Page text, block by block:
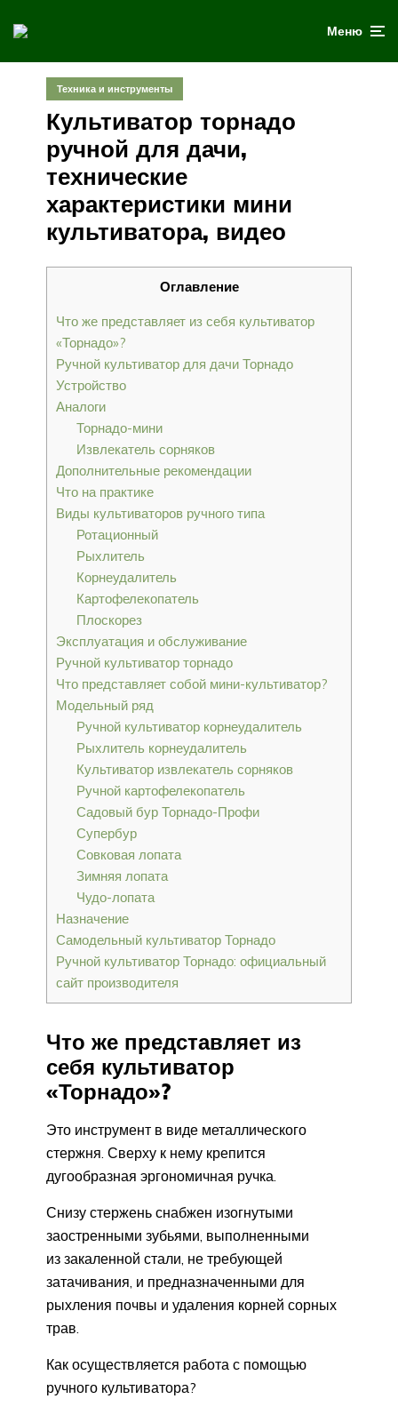
Меню
Техника и инструменты
Культиватор торнадо
ручной для дачи,
технические
характеристики мини
культиватора, видео
Оглавление
Что же представляет из себя культиватор
«Торнадо»?
Ручной культиватор для дачи Торнадо
Устройство
Аналоги
Торнадо-мини
Извлекатель сорняков
Дополнительные рекомендации
Что на практике
Виды культиваторов ручного типа
Ротационный
Рыхлитель
Корнеудалитель
Картофелекопатель
Плоскорез
Эксплуатация и обслуживание
Ручной культиватор торнадо
Что представляет собой мини-культиватор?
Модельный ряд
Ручной культиватор корнеудалитель
Рыхлитель корнеудалитель
Культиватор извлекатель сорняков
Ручной картофелекопатель
Садовый бур Торнадо-Профи
Супербур
Совковая лопата
Зимняя лопата
Чудо-лопата
Назначение
Самодельный культиватор Торнадо
Ручной культиватор Торнадо: официальный
сайт производителя
Что же представляет из
себя культиватор
«Торнадо»?
Это инструмент в виде металлического
стержня. Сверху к нему крепится
дугообразная эргономичная ручка.
Снизу стержень снабжен изогнутыми
заостренными зубьями, выполненными
из закаленной стали, не требующей
затачивания, и предназначенными для
рыхления почвы и удаления корней сорных
трав.
Как осуществляется работа с помощью
ручного культиватора?